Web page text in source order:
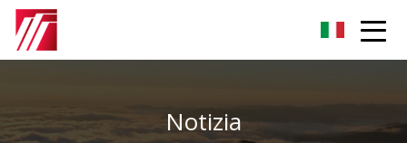
Notizia